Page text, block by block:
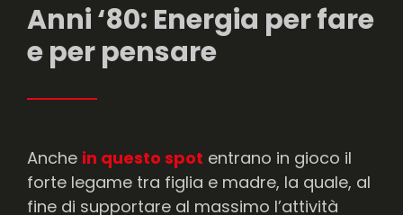
Anni ‘80: Energia per fare
e per pensare
Anche in questo spot entrano in gioco il
forte legame tra figlia e madre, la quale, al
fine di supportare al massimo l’attività